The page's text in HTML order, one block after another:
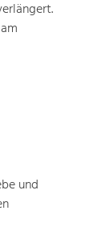
und